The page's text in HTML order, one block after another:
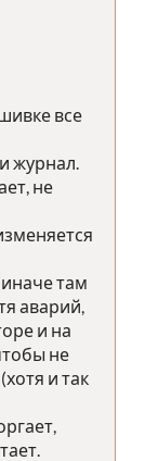
все
журнал.
не
там
аварий,
и на
не
и так